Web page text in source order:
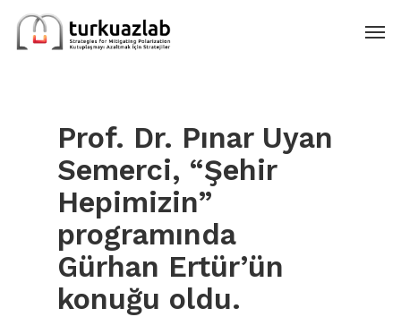
main
Prof. Dr. Pınar Uyan
Semerci, “Şehir
Hepimizin”
programında
Gürhan Ertür’ün
konuğu oldu.